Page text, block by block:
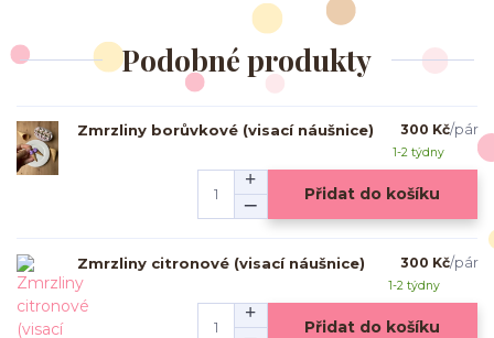
Podobné produkty
Zmrzliny borůvkové (visací náušnice) 300 Kč/pár
1-2 týdny
Přidat do košíku
Zmrzliny citronové (visací náušnice) 300 Kč/pár
1-2 týdny
Přidat do košíku